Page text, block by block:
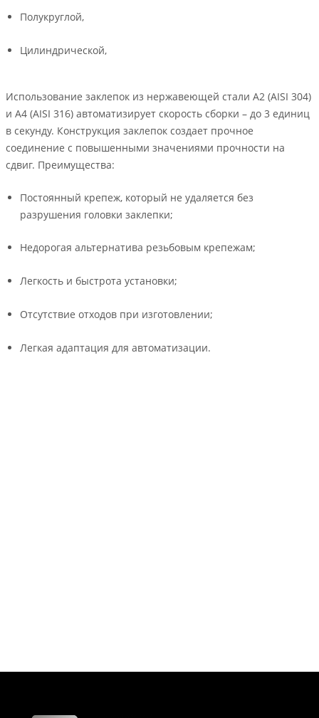
Полукруглой,
Цилиндрической,
Использование заклепок из нержавеющей стали A2 (AISI 304)
и A4 (AISI 316) автоматизирует скорость сборки – до 3 единиц
в секунду. Конструкция заклепок создает прочное
соединение с повышенными значениями прочности на
сдвиг. Преимущества:
Постоянный крепеж, который не удаляется без
разрушения головки заклепки;
Недорогая альтернатива резьбовым крепежам;
Легкость и быстрота установки;
Отсутствие отходов при изготовлении;
Легкая адаптация для автоматизации.